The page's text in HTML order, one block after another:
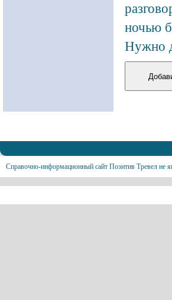
ночью
Нужно
Справочно-информационный сайт Позитив Тревел не